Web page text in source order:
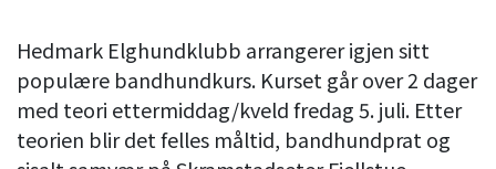
Hedmark Elghundklubb arrangerer igjen sitt
populære bandhundkurs. Kurset går over 2 dager
med teori ettermiddag/kveld fredag 5. juli. Etter
teorien blir det felles måltid, bandhundprat og